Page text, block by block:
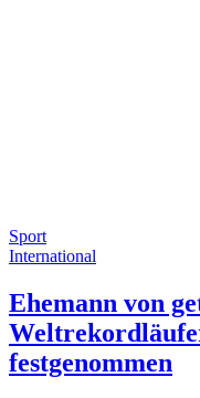
Sport
International
Ehemann von
festgenommen